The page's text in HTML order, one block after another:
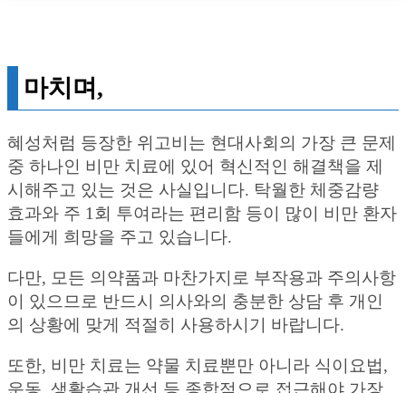
마치며,
혜성처럼 등장한 위고비는 현대사회의 가장 큰 문제
중 하나인 비만 치료에 있어 혁신적인 해결책을 제
시해주고 있는 것은 사실입니다. 탁월한 체중감량
효과와 주 1회 투여라는 편리함 등이 많이 비만 환자
들에게 희망을 주고 있습니다.
다만, 모든 의약품과 마찬가지로 부작용과 주의사항
이 있으므로 반드시 의사와의 충분한 상담 후 개인
의 상황에 맞게 적절히 사용하시기 바랍니다.
또한, 비만 치료는 약물 치료뿐만 아니라 식이요법,
운동, 생활습관 개선 등 종합적으로 접근해야 가장